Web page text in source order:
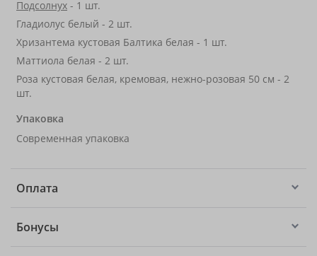
Подсолнух - 1 шт.
Гладиолус белый - 2 шт.
Хризантема кустовая Балтика белая - 1 шт.
Маттиола белая - 2 шт.
Роза кустовая белая, кремовая, нежно-розовая 50 см - 2
шт.
Упаковка
Современная упаковка
Оплата
Бонусы